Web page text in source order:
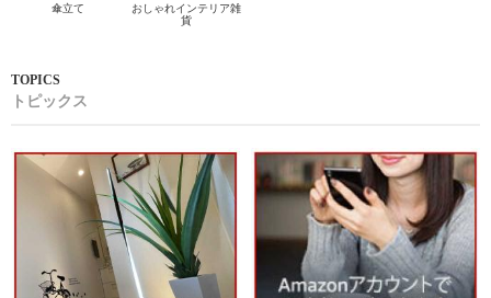
傘立て
おしゃれインテリア雑
貨
トピックス